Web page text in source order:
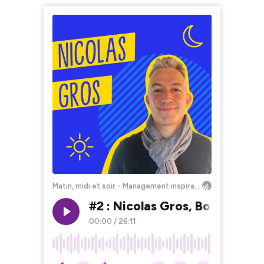
Matin, midi et soir - Management inspirant
#2 : Nicolas Gros, Bosch.
00:00 / 26:11